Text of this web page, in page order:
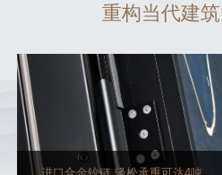
重构当代建